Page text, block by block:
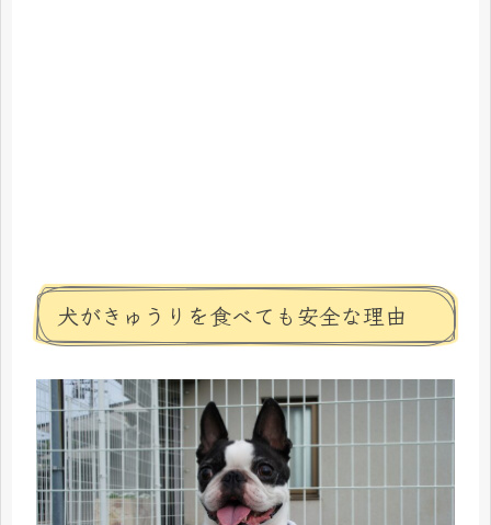
犬がきゅうりを食べても安全な理由